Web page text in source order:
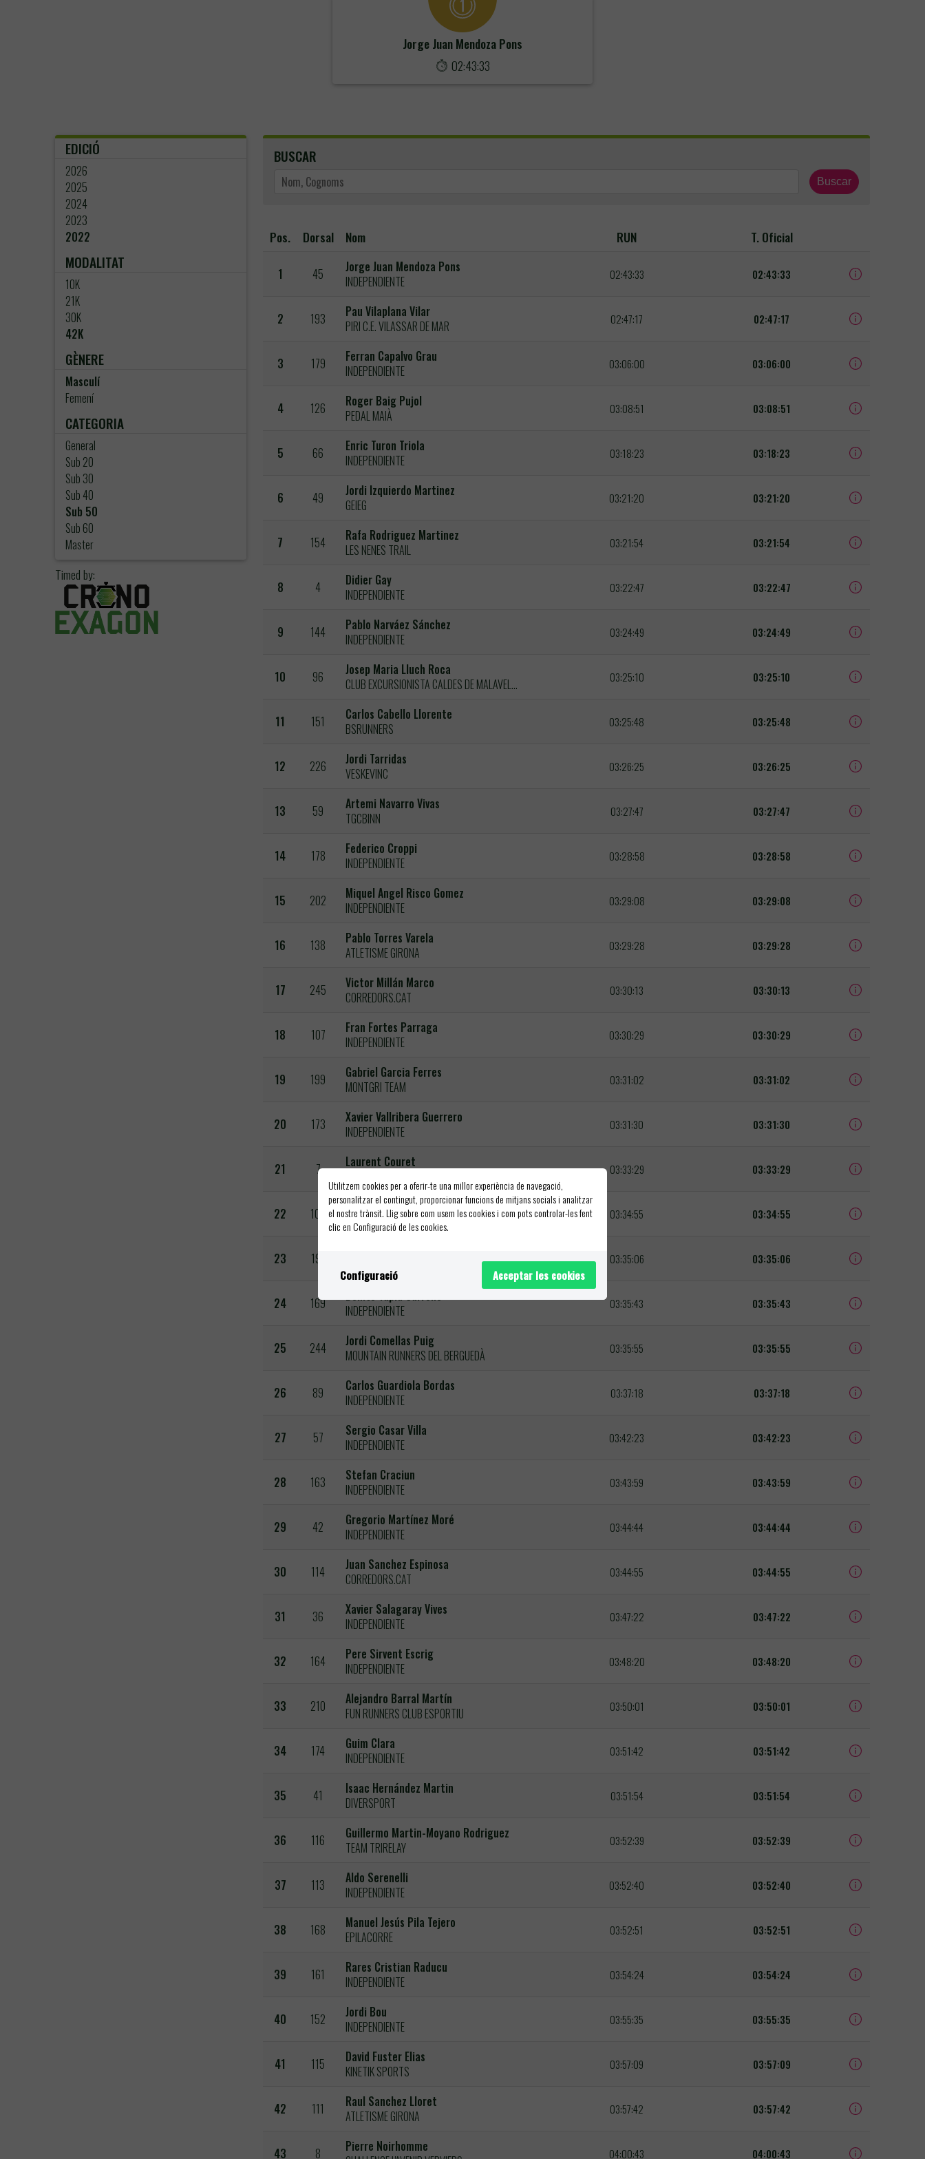
Jorge Juan Mendoza Pons
02:43:33
EDICIÓ
2026
2025
2024
2023
2022
MODALITAT
10K
21K
30K
42K
GÈNERE
Masculí
Femení
CATEGORIA
General
Sub 20
Sub 30
Sub 40
Sub 50
Sub 60
Master
Timed by:
BUSCAR
Buscar
Pos. Dorsal Nom RUN T. Oficial
1 45
Jorge Juan Mendoza Pons
INDEPENDIENTE
02:43:33 02:43:33
2 193
Pau Vilaplana Vilar
PIRI C.E. VILASSAR DE MAR
02:47:17 02:47:17
3 179
Ferran Capalvo Grau
INDEPENDIENTE
03:06:00 03:06:00
4 126
Roger Baig Pujol
PEDAL MAIÀ
03:08:51 03:08:51
5 66
Enric Turon Triola
INDEPENDIENTE
03:18:23 03:18:23
6 49
Jordi Izquierdo Martinez
GEIEG
03:21:20 03:21:20
7 154
Rafa Rodriguez Martinez
LES NENES TRAIL
03:21:54 03:21:54
8 4
Didier Gay
INDEPENDIENTE
03:22:47 03:22:47
9 144
Pablo Narváez Sánchez
INDEPENDIENTE
03:24:49 03:24:49
10 96
Josep Maria Lluch Roca
CLUB EXCURSIONISTA CALDES DE MALAVELLA
03:25:10 03:25:10
11 151
Carlos Cabello Llorente
BSRUNNERS
03:25:48 03:25:48
12 226
Jordi Tarridas
VESKEVINC
03:26:25 03:26:25
13 59
Artemi Navarro Vivas
TGCBINN
03:27:47 03:27:47
14 178
Federico Croppi
INDEPENDIENTE
03:28:58 03:28:58
15 202
Miquel Angel Risco Gomez
INDEPENDIENTE
03:29:08 03:29:08
16 138
Pablo Torres Varela
ATLETISME GIRONA
03:29:28 03:29:28
17 245
Victor Millán Marco
CORREDORS.CAT
03:30:13 03:30:13
18 107
Fran Fortes Parraga
INDEPENDIENTE
03:30:29 03:30:29
19 199
Gabriel Garcia Ferres
MONTGRI TEAM
03:31:02 03:31:02
20 173
Xavier Vallribera Guerrero
INDEPENDIENTE
03:31:30 03:31:30
21 7
Laurent Couret
03:33:29 03:33:29
22 102
Iñaki Martinez Pereda
INDEPENDIENTE
03:34:55 03:34:55
23 191 03:35:06 03:35:06
24 169
Benito Tapia Carreño
INDEPENDIENTE
03:35:43 03:35:43
25 244
Jordi Comellas Puig
MOUNTAIN RUNNERS DEL BERGUEDÀ
03:35:55 03:35:55
26 89
Carlos Guardiola Bordas
INDEPENDIENTE
03:37:18 03:37:18
27 57
Sergio Casar Villa
INDEPENDIENTE
03:42:23 03:42:23
28 163
Stefan Craciun
INDEPENDIENTE
03:43:59 03:43:59
29 42
Gregorio Martínez Moré
INDEPENDIENTE
03:44:44 03:44:44
30 114
Juan Sanchez Espinosa
CORREDORS.CAT
03:44:55 03:44:55
31 36
Xavier Salagaray Vives
INDEPENDIENTE
03:47:22 03:47:22
32 164
Pere Sirvent Escrig
INDEPENDIENTE
03:48:20 03:48:20
33 210
Alejandro Barral Martín
FUN RUNNERS CLUB ESPORTIU
03:50:01 03:50:01
34 174
Guim Clara
INDEPENDIENTE
03:51:42 03:51:42
35 41
Isaac Hernández Martin
DIVERSPORT
03:51:54 03:51:54
36 116
Guillermo Martin-Moyano Rodriguez
TEAM TRIRELAY
03:52:39 03:52:39
37 113
Aldo Serenelli
INDEPENDIENTE
03:52:40 03:52:40
38 168
Manuel Jesús Pila Tejero
EPILACORRE
03:52:51 03:52:51
39 161
Rares Cristian Raducu
INDEPENDIENTE
03:54:24 03:54:24
40 152
Jordi Bou
INDEPENDIENTE
03:55:35 03:55:35
41 115
David Fuster Elias
KINETIK SPORTS
03:57:09 03:57:09
42 111
Raul Sanchez Lloret
ATLETISME GIRONA
03:57:42 03:57:42
43 8
Pierre Noirhomme
04:00:43 04:00:43
Utilitzem cookies per a oferir-te una millor experiència de navegació,
personalitzar el contingut, proporcionar funcions de mitjans socials i analitzar
el nostre trànsit. Llig sobre com usem les cookies i com pots controlar-les fent
clic en Configuració de les cookies.
Configuració Acceptar les cookies